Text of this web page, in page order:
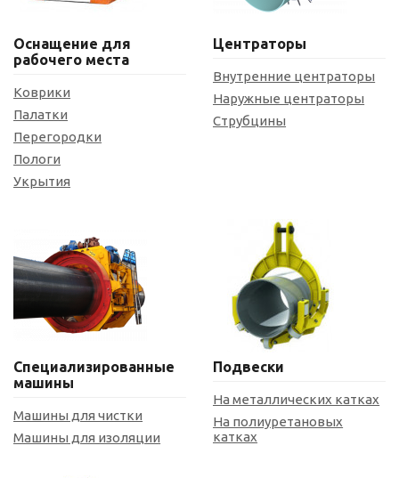
Оснащение для
рабочего места
Коврики
Палатки
Перегородки
Пологи
Укрытия
Центраторы
Внутренние центраторы
Наружные центраторы
Струбцины
Специализированные
машины
Машины для чистки
Машины для изоляции
Подвески
На металлических катках
На полиуретановых
катках